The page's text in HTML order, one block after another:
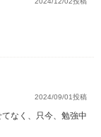
2024/09/01投稿
なく、只今、勉強中